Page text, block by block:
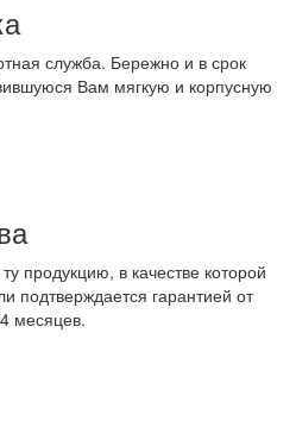
служба. Бережно и в срок
Вам мягкую и корпусную
продукцию, в качестве которой
подтверждается гарантией от
месяцев.